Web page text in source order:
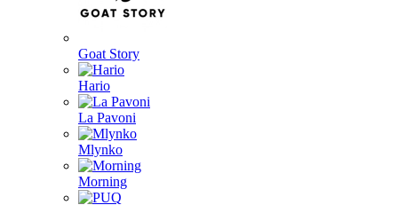
Goat Story
Hario
La Pavoni
Mlynko
Morning